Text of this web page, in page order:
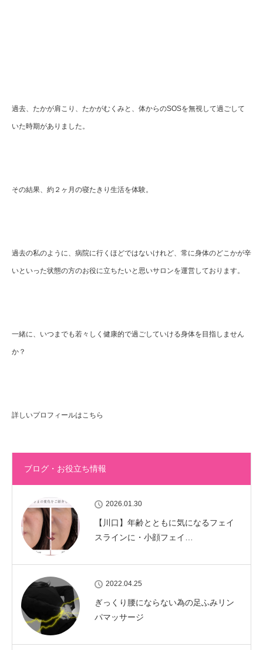
過去、たかが肩こり、たかがむくみと、体からのSOSを無視して過ごして
いた時期がありました。
その結果、約２ヶ月の寝たきり生活を体験。
過去の私のように、病院に行くほどではないけれど、常に身体のどこかが辛
いといった状態の方のお役に立ちたいと思いサロンを運営しております。
一緒に、いつまでも若々しく健康的で過ごしていける身体を目指しません
か？
詳しいプロフィールはこちら
ブログ・お役立ち情報
2026.01.30
【川口】年齢とともに気になるフェイ
スラインに・小顔フェイ…
2022.04.25
ぎっくり腰にならない為の足ふみリン
パマッサージ